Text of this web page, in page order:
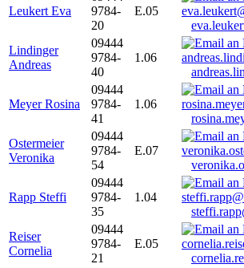
Leukert Eva
9784-
20
E.05
Lindinger
Andreas
09444
9784-
40
1.06
Meyer Rosina
09444
9784-
41
1.06
Ostermeier
Veronika
09444
9784-
54
E.07
Rapp Steffi
09444
9784-
35
1.04
Reiser
Cornelia
09444
9784-
21
E.05